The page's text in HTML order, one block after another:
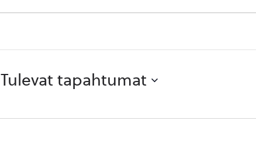
Tulevat tapahtumat